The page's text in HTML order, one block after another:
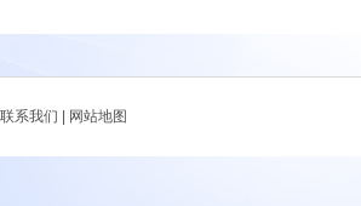
联系我们 网站地图